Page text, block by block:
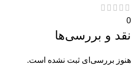
0
نقد و بررسی‌ها
هنوز بررسی‌ای ثبت نشده است.